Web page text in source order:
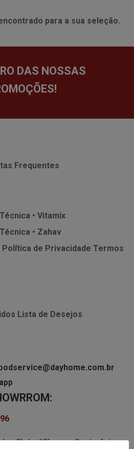
para a sua seleção.
DAS NOSSAS
Frequentes
• Vitamix
• Zahav
Política de Privacidade Termos
Lista de Desejos
8h às 18hSexta-feira